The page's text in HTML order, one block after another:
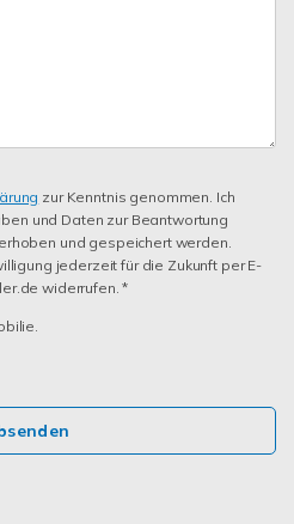
zur Kenntnis genommen. Ich
und Daten zur Beantwortung
und gespeichert werden.
jederzeit für die Zukunft per E-
widerrufen. *